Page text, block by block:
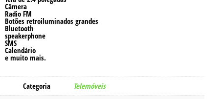
Câmera
Radio FM
Botões retroiluminados grandes
Bluetooth
speakerphone
SMS
Calendário
e muito mais.
Categoria
Telemóveis